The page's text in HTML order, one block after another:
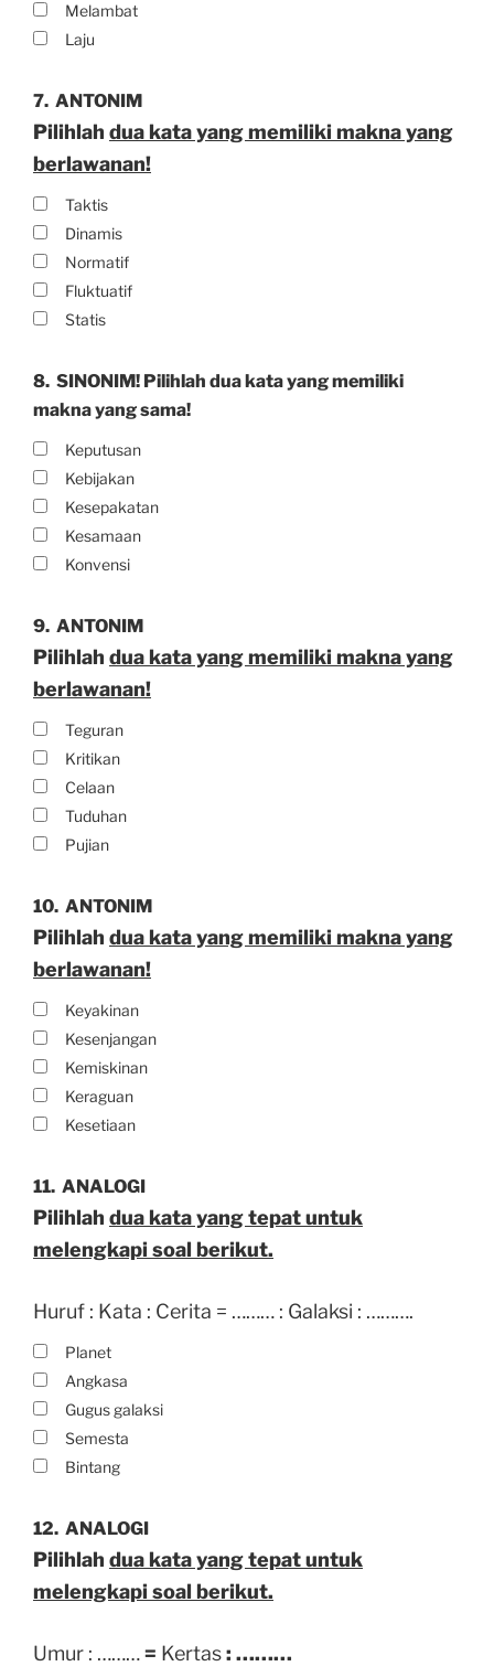
Melambat
Laju
7. ANTONIM
Pilihlah dua kata yang memiliki makna yang
berlawanan!
Taktis
Dinamis
Normatif
Fluktuatif
Statis
8. SINONIM! Pilihlah dua kata yang memiliki
makna yang sama!
Keputusan
Kebijakan
Kesepakatan
Kesamaan
Konvensi
9. ANTONIM
Pilihlah dua kata yang memiliki makna yang
berlawanan!
Teguran
Kritikan
Celaan
Tuduhan
Pujian
10. ANTONIM
Pilihlah dua kata yang memiliki makna yang
berlawanan!
Keyakinan
Kesenjangan
Kemiskinan
Keraguan
Kesetiaan
11. ANALOGI
Pilihlah dua kata yang tepat untuk
melengkapi soal berikut.
Huruf : Kata : Cerita = ……… : Galaksi : ……….
Planet
Angkasa
Gugus galaksi
Semesta
Bintang
12. ANALOGI
Pilihlah dua kata yang tepat untuk
melengkapi soal berikut.
Umur : ………= Kertas: ………